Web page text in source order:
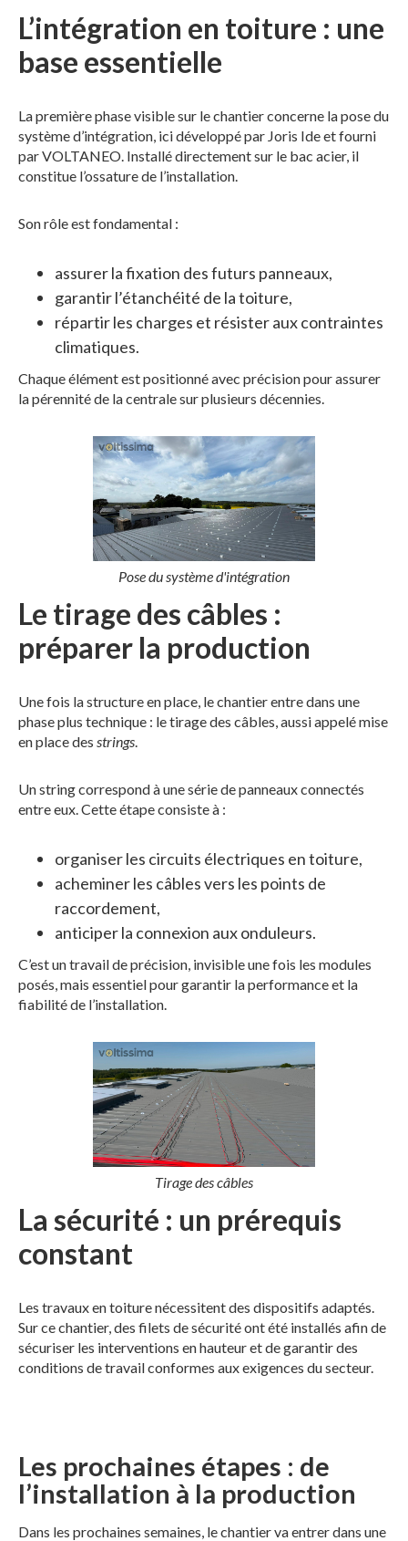
L’intégration en toiture : une
base essentielle
La première phase visible sur le chantier concerne la pose du
système d’intégration, ici développé par Joris Ide et fourni
par VOLTANEO. Installé directement sur le bac acier, il
constitue l’ossature de l’installation.
Son rôle est fondamental :
assurer la fixation des futurs panneaux,
garantir l’étanchéité de la toiture,
répartir les charges et résister aux contraintes
climatiques.
Chaque élément est positionné avec précision pour assurer
la pérennité de la centrale sur plusieurs décennies.
Pose du système d'intégration
Le tirage des câbles :
préparer la production
Une fois la structure en place, le chantier entre dans une
phase plus technique : le tirage des câbles, aussi appelé mise
en place des strings.
Un string correspond à une série de panneaux connectés
entre eux. Cette étape consiste à :
organiser les circuits électriques en toiture,
acheminer les câbles vers les points de
raccordement,
anticiper la connexion aux onduleurs.
C’est un travail de précision, invisible une fois les modules
posés, mais essentiel pour garantir la performance et la
fiabilité de l’installation.
Tirage des câbles
La sécurité : un prérequis
constant
Les travaux en toiture nécessitent des dispositifs adaptés.
Sur ce chantier, des filets de sécurité ont été installés afin de
sécuriser les interventions en hauteur et de garantir des
conditions de travail conformes aux exigences du secteur.
Les prochaines étapes : de
l’installation à la production
Dans les prochaines semaines, le chantier va entrer dans une